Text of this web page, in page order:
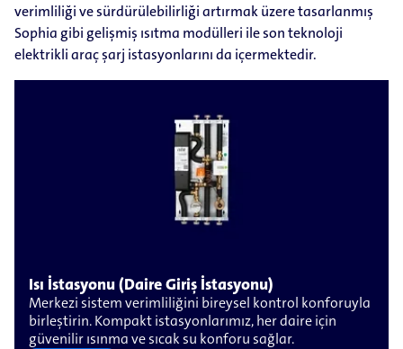
verimliliği ve sürdürülebilirliği artırmak üzere tasarlanmış
Sophia gibi gelişmiş ısıtma modülleri ile son teknoloji
elektrikli araç şarj istasyonlarını da içermektedir.
Isı İstasyonu (Daire Giriş İstasyonu)
Merkezi sistem verimliliğini bireysel kontrol konforuyla
birleştirin. Kompakt istasyonlarımız, her daire için
güvenilir ısınma ve sıcak su konforu sağlar.